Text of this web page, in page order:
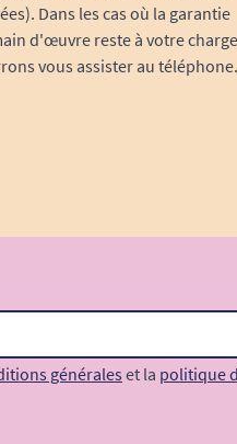
Dans les cas où la garantie
d'œuvre reste à votre charge
vous assister au téléphone.
générales et la politique